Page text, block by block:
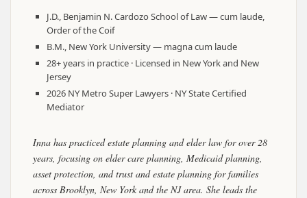
J.D., Benjamin N. Cardozo School of Law — cum laude,
Order of the Coif
B.M., New York University — magna cum laude
28+ years in practice · Licensed in New York and New
Jersey
2026 NY Metro Super Lawyers · NY State Certified
Mediator
Inna has practiced estate planning and elder law for over 28
years, focusing on elder care planning, Medicaid planning,
asset protection, and trust and estate planning for families
across Brooklyn, New York and the NJ area. She leads the